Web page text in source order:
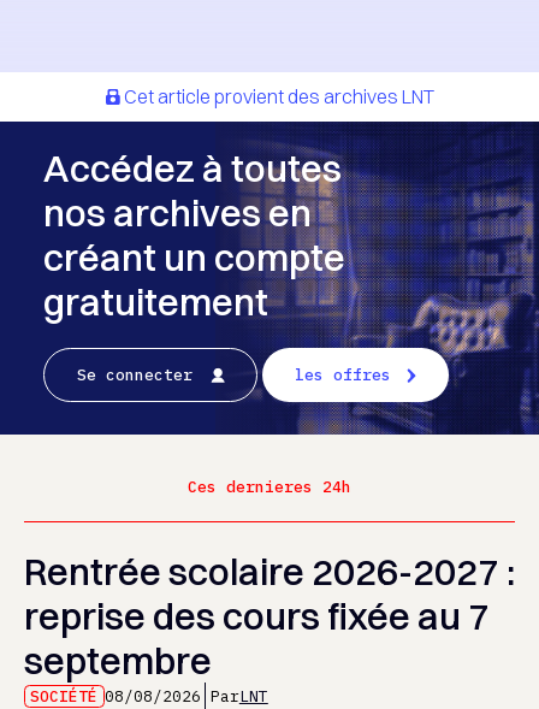
Cet article provient des archives LNT
Accédez à toutes
nos archives en
créant un compte
gratuitement
Se connecter les offres
Ces dernieres 24h
Rentrée scolaire 2026-2027 :
reprise des cours fixée au 7
septembre
SOCIÉTÉ 08/08/2026 ParLNT